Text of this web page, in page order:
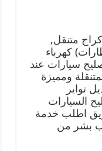
متنقل,
كهرباء
سيارات عند
ومميزة
تواير
السيارات
اطلب خدمة
بشر من